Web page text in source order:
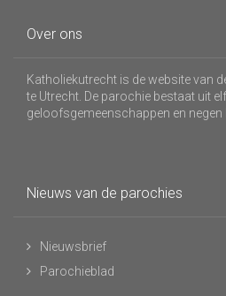
Over ons
Katholiekutrecht is de website van
te Utrecht. De parochie bestaat uit elf
geloofsgemeenschappen en negen
Nieuws van de parochies
Nieuwsbrief
Parochieblad